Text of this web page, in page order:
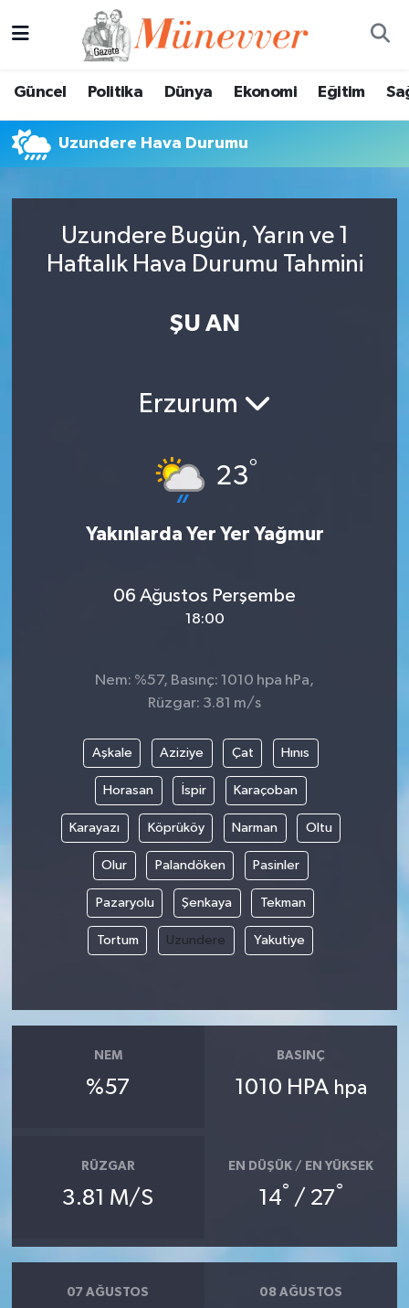
Güncel Politika Dünya Ekonomi Eğitim
Uzundere Hava Durumu
Uzundere Bugün, Yarın ve 1
Haftalık Hava Durumu Tahmini
ŞU AN
Erzurum
23°
Yakınlarda Yer Yer Yağmur
06 Ağustos Perşembe
18:00
Nem: %57, Basınç: 1010 hpa hPa,
Rüzgar: 3.81 m/s
Aşkale Aziziye Çat Hınıs
Horasan İspir Karaçoban
Karayazı Köprüköy Narman Oltu
Olur Palandöken Pasinler
Pazaryolu Şenkaya Tekman
Tortum Uzundere Yakutiye
NEM
%57
BASINÇ
1010 HPA hpa
RÜZGAR
3.81 M/S
EN DÜŞÜK / EN YÜKSEK
14° / 27°
07 AĞUSTOS 08 AĞUSTOS
Eğitim
Tüm Manşetler